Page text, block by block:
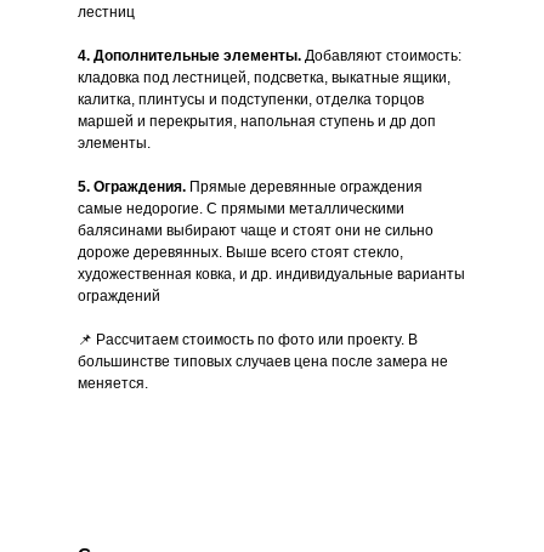
лестниц
4. Дополнительные элементы. Добавляют стоимость:
кладовка под лестницей, подсветка, выкатные ящики,
калитка, плинтусы и подступенки, отделка торцов
маршей и перекрытия, напольная ступень и др доп
элементы.
5. Ограждения. Прямые деревянные ограждения
самые недорогие. С прямыми металлическими
балясинами выбирают чаще и стоят они не сильно
дороже деревянных. Выше всего стоят стекло,
художественная ковка, и др. индивидуальные варианты
ограждений
📌 Рассчитаем стоимость по фото или проекту. В
большинстве типовых случаев цена после замера не
меняется.